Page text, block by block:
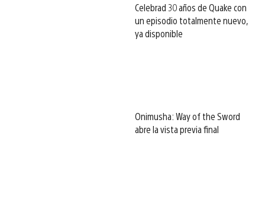
Celebrad 30 años de Quake con
un episodio totalmente nuevo,
ya disponible
Onimusha: Way of the Sword
abre la vista previa final